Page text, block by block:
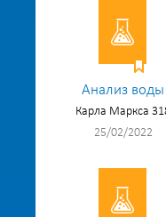
Анализ воды
Карла Маркса
25/02/2022